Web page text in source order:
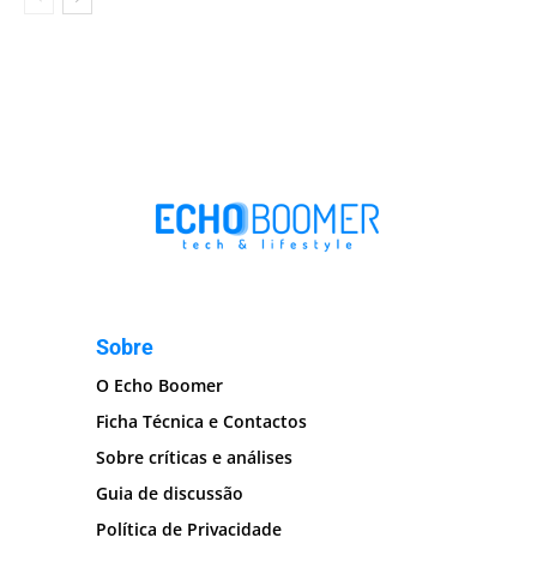
Sobre
O Echo Boomer
Ficha Técnica e Contactos
Sobre críticas e análises
Guia de discussão
Política de Privacidade